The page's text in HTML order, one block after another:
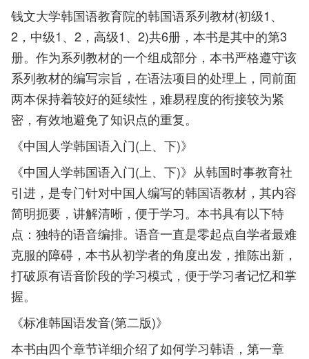
钱文大学韩国语教育院的韩国语系列教材(初级1、
2，中级1、2，高级1、2)共6册，本书是其中的第3
册。作为系列教材的一个组成部分，本书严格遵守该
系列教材的编写宗旨，在语法项目的处理上，同前面
两本保持着较好的延续性，难易程度的衔接较为紧
密，有效地避免了知识点的重复。
《中国人学韩国语入门(上、下)》
《中国人学韩国语入门(上、下)》从韩国时事教育社
引进，是专门针对中国人编写的韩国语教材，其内容
简明扼要，讲解清晰，便于学习。本书具有以下特
点：独特的语音编排。语音一直是零起点自学者最难
克服的障碍，本书从初学者的角度出发，推陈出新，
打破原有语音阶段的学习模式，便于学习者记忆和掌
握。
《标准韩国语发音(第二版)》
本书由四个章节详细介绍了如何学习韩语，第一章